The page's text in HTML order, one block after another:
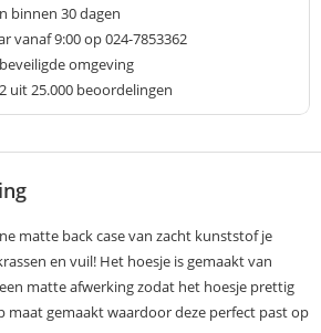
binnen 30 dagen
vanaf 9:00 op 024-7853362
omgeving
uit 25.000 beoordelingen
matte back case van zacht kunststof je
en vuil! Het hoesje is gemaakt van
matte afwerking zodat het hoesje prettig
maat gemaakt waardoor deze perfect past op